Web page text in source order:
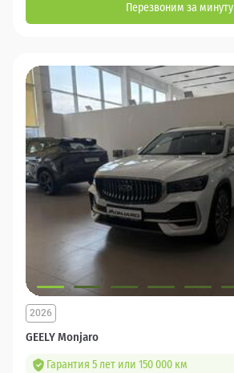
Перезвоним за минуту
GEELY Monjaro
2026
Гарантия 5 лет или 150 000 км